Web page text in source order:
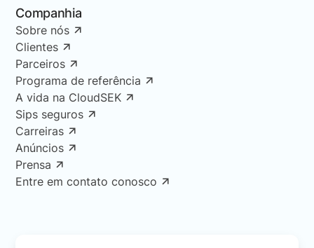
Companhia
Sobre nós
Clientes
Parceiros
Programa de referência
A vida na CloudSEK
Sips seguros
Carreiras
Anúncios
Prensa
Entre em contato conosco